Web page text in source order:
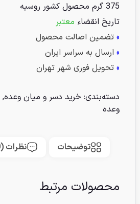
375 گرم محصول کشور روسیه
تاریخ انقضاء معتبر
» تضمین اصالت محصول
» ارسال به سراسر ایران
» تحویل فوری شهر تهران
دسته‌بندی: خرید دسر و میان وعده,
وعده
توضیحات نظرات (0)
محصولات مرتبط